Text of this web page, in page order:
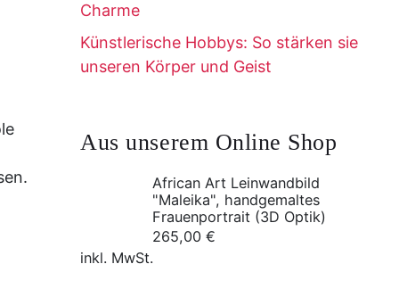
Charme
Künstlerische Hobbys: So stärken sie
unseren Körper und Geist
Aus unserem Online Shop
African Art Leinwandbild
"Maleika", handgemaltes
Frauenportrait (3D Optik)
265,00€
inkl. MwSt.